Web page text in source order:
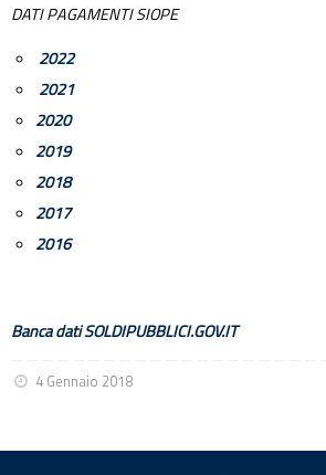
DATI PAGAMENTI SIOPE
2022
2021
2020
2019
2018
2017
2016
Banca dati SOLDIPUBBLICI.GOV.IT
4 Gennaio 2018